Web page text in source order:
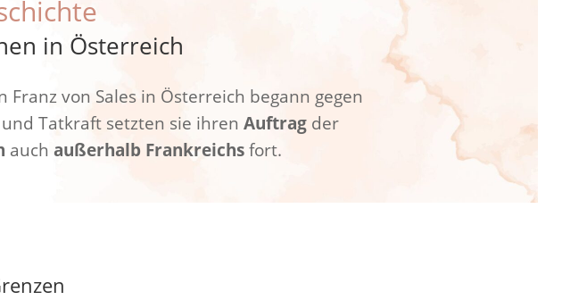
in Österreich
von Sales in Österreich begann gegen
Tatkraft setzten sie ihren Auftragder
auch außerhalb Frankreichsfort.